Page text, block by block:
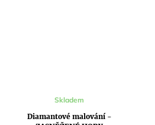
Diamantové malování -
Průměrné
produktu
Skladem